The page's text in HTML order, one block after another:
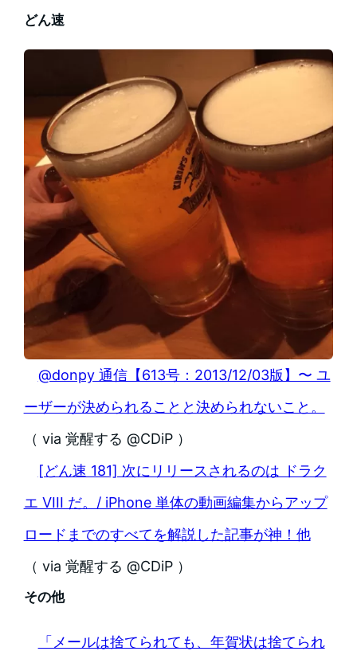
どん速
@donpy 通信【613号：2013/12/03版】〜 ユ
ーザーが決められることと決められないこと。
（ via 覚醒する @CDiP ）
[どん速 181] 次にリリースされるのは ドラク
エ VIII だ。/ iPhone 単体の動画編集からアップ
ロードまでのすべてを解説した記事が神！他
（ via 覚醒する @CDiP ）
その他
「メールは捨てられても、年賀状は捨てられ